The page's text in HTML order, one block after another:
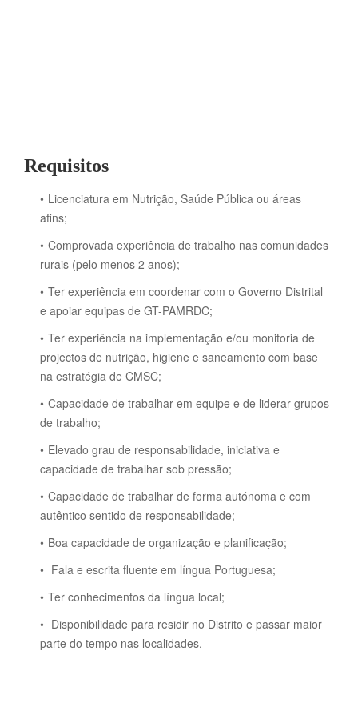
Requisitos
Licenciatura em Nutrição, Saúde Pública ou áreas
afins;
Comprovada experiência de trabalho nas comunidades
rurais (pelo menos 2 anos);
Ter experiência em coordenar com o Governo Distrital
e apoiar equipas de GT-PAMRDC;
Ter experiência na implementação e/ou monitoria de
projectos de nutrição, higiene e saneamento com base
na estratégia de CMSC;
Capacidade de trabalhar em equipe e de liderar grupos
de trabalho;
Elevado grau de responsabilidade, iniciativa e
capacidade de trabalhar sob pressão;
Capacidade de trabalhar de forma autónoma e com
autêntico sentido de responsabilidade;
Boa capacidade de organização e planificação;
Fala e escrita fluente em língua Portuguesa;
Ter conhecimentos da língua local;
Disponibilidade para residir no Distrito e passar maior
parte do tempo nas localidades.